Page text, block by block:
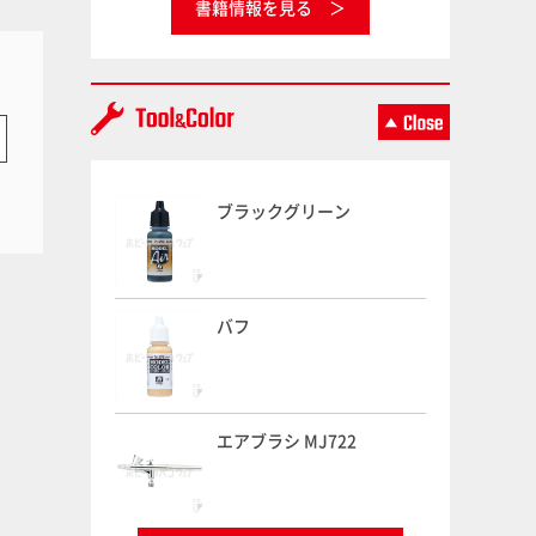
書籍情報を見る
ブラックグリーン
バフ
エアブラシ MJ722